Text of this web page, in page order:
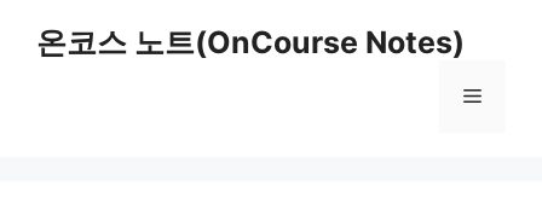
온코스 노트(OnCourse Notes)
Menu